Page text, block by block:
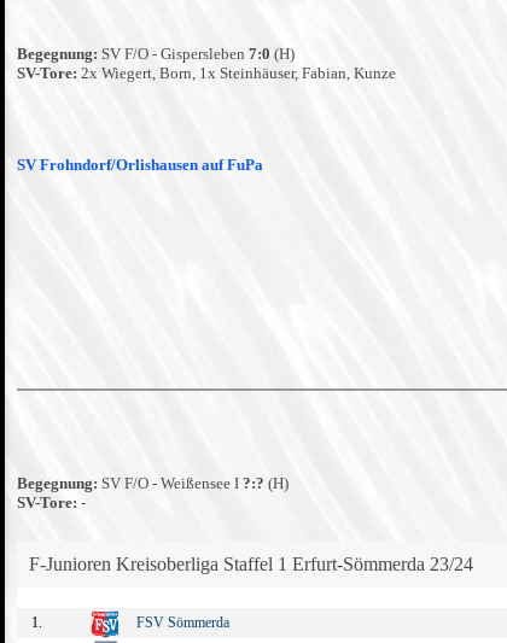
Begegnung: SV F/O - Gispersleben 7:0 (H)
SV-Tore: 2x Wiegert, Born, 1x Steinhäuser, Fabian, Kunze
SV Frohndorf/Orlishausen auf FuPa
Begegnung: SV F/O - Weißensee I ?:? (H)
SV-Tore: -
F-Junioren Kreisoberliga Staffel 1 Erfurt-Sömmerda 23/24
1.
FSV Sömmerda